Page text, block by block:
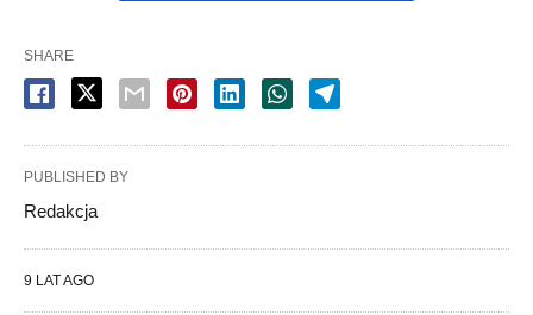
SHARE
PUBLISHED BY
Redakcja
9 LAT AGO